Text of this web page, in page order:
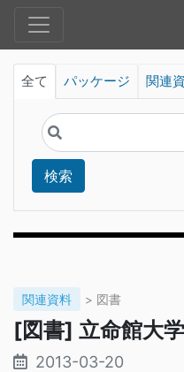
全て パッケージ 関連
検索
関連資料 > 図書
[図書] 立命館大
2013-03-20